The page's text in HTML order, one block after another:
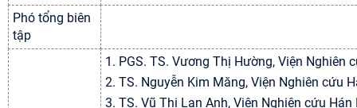
Phó tổng biên
tập
1. PGS. TS. Vương Thị Hường, Viện Nghiên
2. TS. Nguyễn Kim Măng, Viện Nghiên cứu
3. TS. Vũ Thị Lan Anh, Viện Nghiên cứu Hán